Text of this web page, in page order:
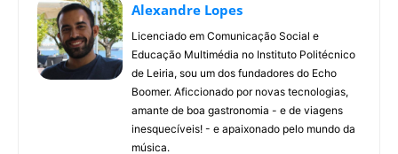
Alexandre Lopes
Licenciado em Comunicação Social e
Educação Multimédia no Instituto Politécnico
de Leiria, sou um dos fundadores do Echo
Boomer. Aficcionado por novas tecnologias,
amante de boa gastronomia - e de viagens
inesquecíveis! - e apaixonado pelo mundo da
música.